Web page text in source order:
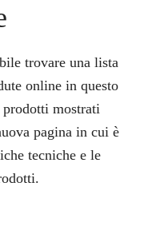
trovare una lista
online in questo
mostrati
pagina in cui è
tecniche e le